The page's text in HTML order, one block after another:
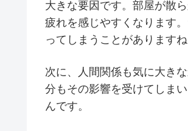
大きな要因です。部屋が散
疲れを感じやすくなります
ってしまうことがありますね
次に、人間関係も気に大き
分もその影響を受けてしま
んです。